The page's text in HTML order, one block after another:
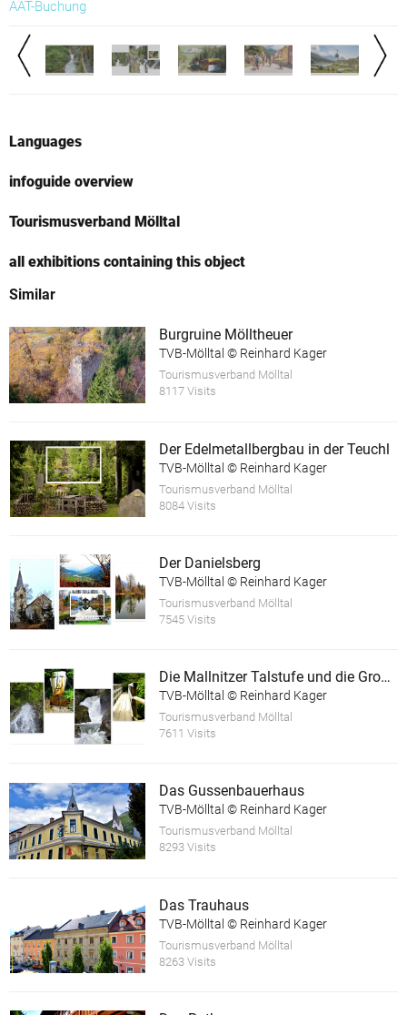
AAT-Buchung
Languages
infoguide overview
Tourismusverband Mölltal
all exhibitions containing this object
Similar
Burgruine Mölltheuer
TVB-Mölltal © Reinhard Kager
Tourismusverband Mölltal
8117 Visits
Der Edelmetallbergbau in der Teuchl
TVB-Mölltal © Reinhard Kager
Tourismusverband Mölltal
8084 Visits
Der Danielsberg
TVB-Mölltal © Reinhard Kager
Tourismusverband Mölltal
7545 Visits
Die Mallnitzer Talstufe und die Groppensteinschlucht
TVB-Mölltal © Reinhard Kager
Tourismusverband Mölltal
7611 Visits
Das Gussenbauerhaus
TVB-Mölltal © Reinhard Kager
Tourismusverband Mölltal
8293 Visits
Das Trauhaus
TVB-Mölltal © Reinhard Kager
Tourismusverband Mölltal
8263 Visits